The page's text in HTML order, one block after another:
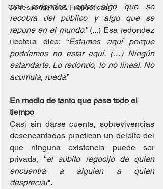
Correspondencias Filopoéticas
una redondez, entre algo que se
recobra del público y algo que se
repone en el mundo.” (...) Esa redondez
ricotera dice: “Estamos aquí porque
podríamos no estar aquí. (…) Ningún
estandarte. Lo redondo, lo no lineal. No
acumula, rueda.”
En medio de tanto que pasa todo el
tiempo
Casi sin darse cuenta, sobrevivencias
desencantadas practican un deleite del
que ninguna existencia puede ser
privada, “el súbito regocijo de quien
encuentra a alguien a quien
despreciar”.